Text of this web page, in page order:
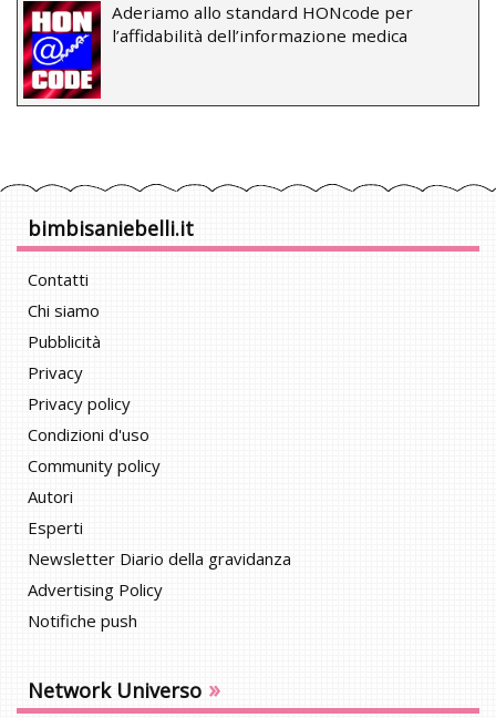
Aderiamo allo standard HONcode per
l’affidabilità dell’informazione medica
bimbisaniebelli.it
Contatti
Chi siamo
Pubblicità
Privacy
Privacy policy
Condizioni d'uso
Community policy
Autori
Esperti
Newsletter Diario della gravidanza
Advertising Policy
Notifiche push
Network Universo »